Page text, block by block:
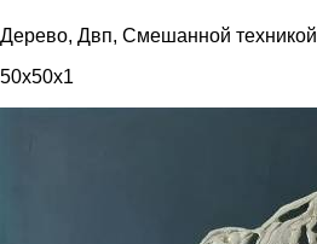
Дерево, Двп, Смешанной техникой
50x50x1